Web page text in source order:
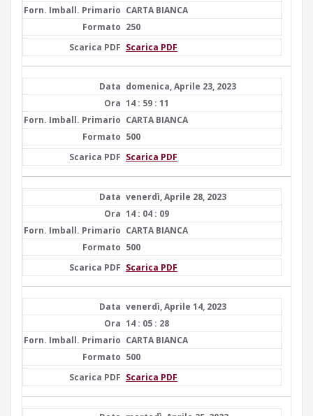
CARTA BIANCA
250
Scarica PDF
domenica, Aprile 23, 2023
14 : 59 : 11
CARTA BIANCA
500
Scarica PDF
venerdì, Aprile 28, 2023
14 : 04 : 09
CARTA BIANCA
500
Scarica PDF
venerdì, Aprile 14, 2023
14 : 05 : 28
CARTA BIANCA
500
Scarica PDF